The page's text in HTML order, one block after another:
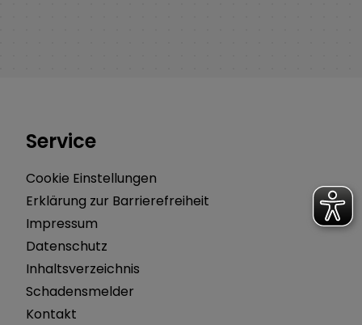
Service
Cookie Einstellungen
Erklärung zur Barrierefreiheit
Impressum
Datenschutz
Inhaltsverzeichnis
Schadensmelder
Kontakt